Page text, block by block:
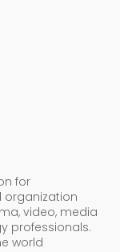
for
organization
video, media
professionals.
world